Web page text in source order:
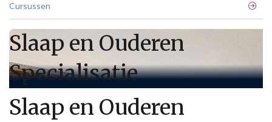
Cursussen
Slaap en Ouderen
Specialisatie
Slaap en Ouderen